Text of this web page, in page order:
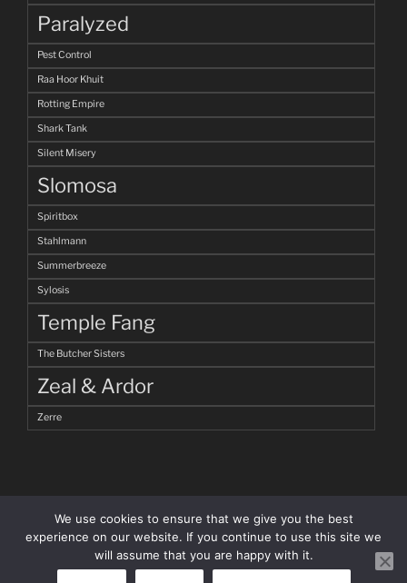
Paralyzed
Pest Control
Raa Hoor Khuit
Rotting Empire
Shark Tank
Silent Misery
Slomosa
Spiritbox
Stahlmann
Summerbreeze
Sylosis
Temple Fang
The Butcher Sisters
Zeal & Ardor
Zerre
facebookInstagram
We use cookies to ensure that we give you the best
experience on our website. If you continue to use this site we
will assume that you are happy with it.